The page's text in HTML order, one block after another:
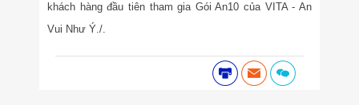
khách hàng đầu tiên tham gia Gói An10 của VITA - An
Vui Như Ý./.